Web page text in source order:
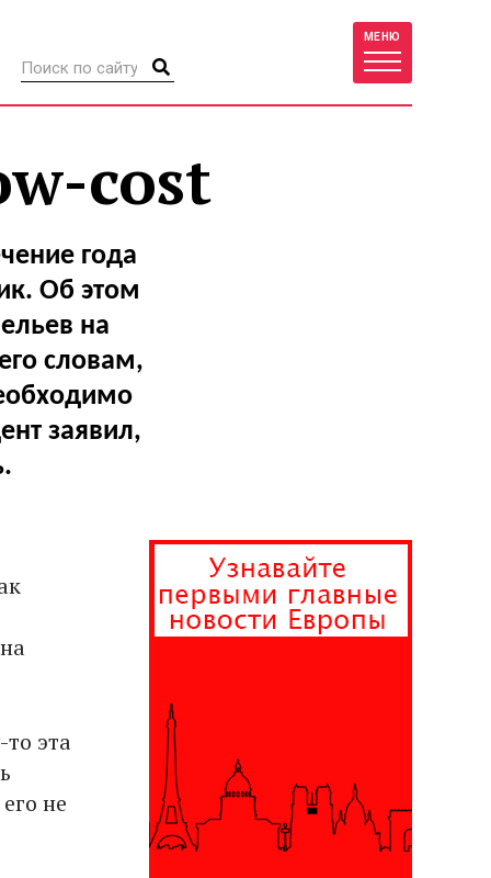
МЕНЮ
cost
года
Об этом
на
словам,
заявил,
эта
не